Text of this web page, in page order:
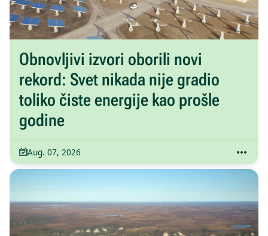
Obnovljivi izvori oborili novi
rekord: Svet nikada nije gradio
toliko čiste energije kao prošle
godine
Aug. 07, 2026